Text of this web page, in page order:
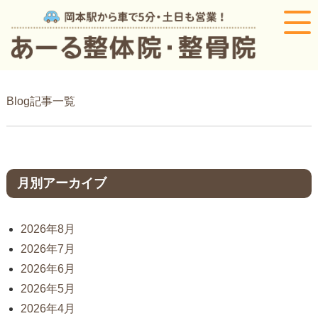
Blog記事一覧
月別アーカイブ
2026年8月
2026年7月
2026年6月
2026年5月
2026年4月